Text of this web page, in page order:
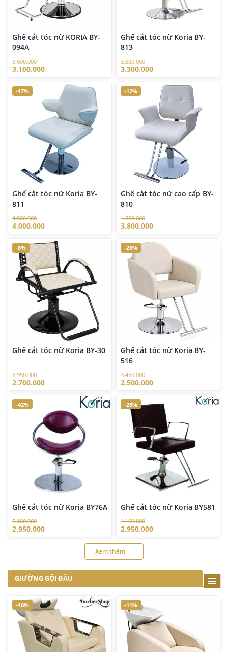
Ghế cắt tóc nữ KORIA BY-
094A
3.600.000
3.100.000
Ghế cắt tóc nữ Koria BY-
813
3.800.000
3.300.000
-17%
Ghế cắt tóc nữ Koria BY-
811
4.800.000
4.000.000
-12%
Ghế cắt tóc nữ cao cấp BY-
810
4.300.000
3.800.000
-8%
Ghế cắt tóc nữ Koria BY-30
2.950.000
2.700.000
-28%
Ghế cắt tóc nữ Koria BY-
516
3.450.000
2.500.000
-42%
Ghế cắt tóc nữ Koria BY76A
5.100.000
2.950.000
-28%
Ghế cắt tóc nữ Koria BY581
4.100.000
2.950.000
Xem thêm →
GIƯỜNG GỘI ĐẦU
-10% -11%